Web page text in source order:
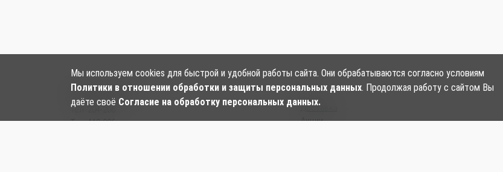
Наши контакты:
Тел:
Тел: 412-006
О нас
Доставка
Акции
Мы используем cookies для быстрой и удобной работы сайта. Они обрабатываются согласно условиям
Политики в отношении обработки и защиты персональных данных. Продолжая работу с сайтом Вы
даёте своё Согласие на обработку персональных данных.